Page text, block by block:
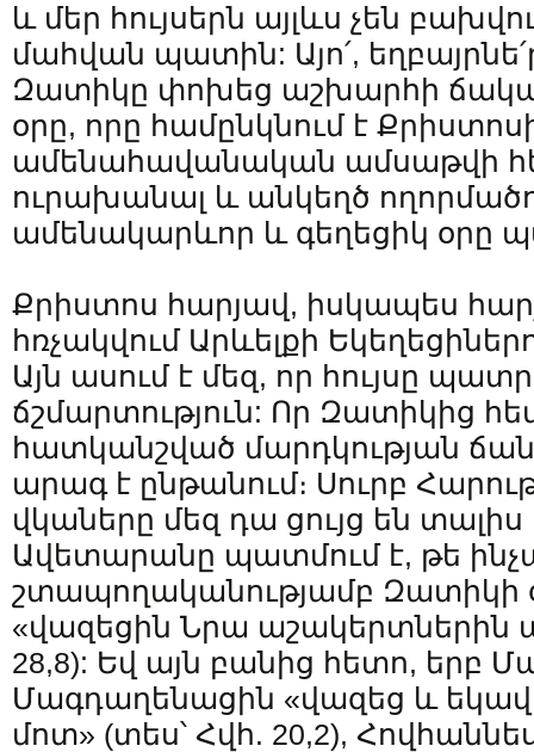
և մեր հույսերն այլևս չեն
մահվան պատին: Այո՛,
Զատիկը փոխեց աշխարհի
օրը, որը համընկնում է
ամենահավանական ամսաթվի
ուրախանալ և անկեղծ
ամենակարևոր և գեղեցիկ օրը
Քրիստոս հարյավ, իսկապես
հռչակվում Արևելքի
Այն ասում է մեզ, որ հույսը
ճշմարտություն: Որ Զատիկից
հատկանշված մարդկության
արագ է ընթանում։ Սուրբ
վկաները մեզ դա ցույց են տալիս
Ավետարանը պատմում է, թե
շտապողականությամբ Զատիկի
«վազեցին Նրա աշակերտներին
28,8): Եվ այն բանից հետո, երբ
Մագդաղենացին «վազեց և
մոտ» (տես՝ Հվհ. 20,2),